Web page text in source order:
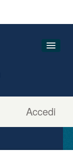
Accedi